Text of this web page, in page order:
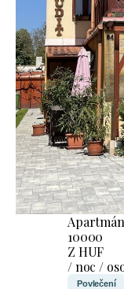
10000
Z HUF
/ noc /
Povlečení